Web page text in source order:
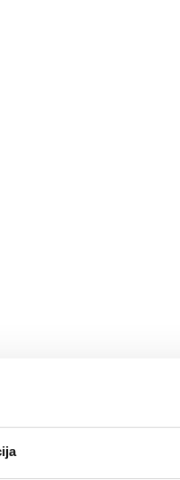
VAISTAŽOLĖS